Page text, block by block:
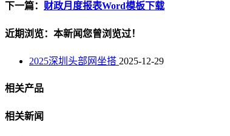
下一篇： 财政月度报表Word模板下载
近期浏览：本新闻您曾浏览过！
2025深圳头部网坐搭 2025-12-29
相关产品
相关新闻